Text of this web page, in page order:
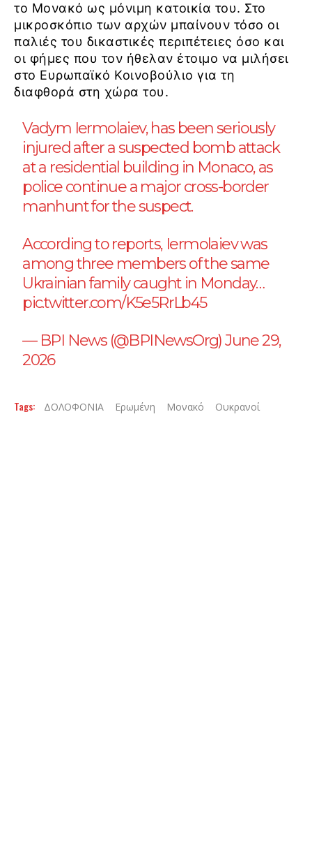
το Μονακό ως μόνιμη κατοικία του. Στο
μικροσκόπιο των αρχών μπαίνουν τόσο οι
παλιές του δικαστικές περιπέτειες όσο και
οι φήμες που τον ήθελαν έτοιμο να μιλήσει
στο Ευρωπαϊκό Κοινοβούλιο για τη
διαφθορά στη χώρα του.
Vadym Iermolaiev, has been seriously
injured after a suspected bomb attack
at a residential building in Monaco, as
police continue a major cross-border
manhunt for the suspect.
According to reports, Iermolaiev was
among three members of the same
Ukrainian family caught in Monday…
pic.twitter.com/K5e5RrLb45
— BPI News (@BPINewsOrg)June 29,
2026
Tags: ΔΟΛΟΦΟΝΙΑ Ερωμένη Μονακό Ουκρανοί